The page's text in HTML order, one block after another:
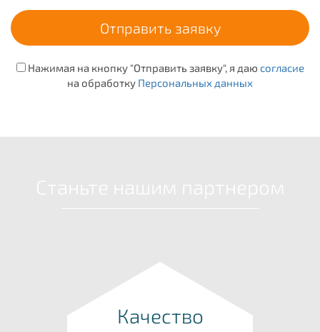
Нажимая на кнопку "Отправить заявку", я даю согласие
на обработку Персональных данных
Качество